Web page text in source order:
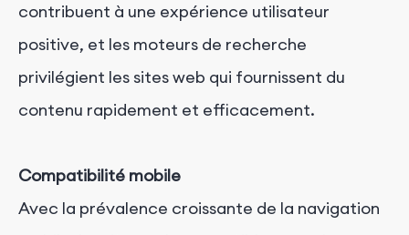
contribuent à une expérience utilisateur
positive, et les moteurs de recherche
privilégient les sites web qui fournissent du
contenu rapidement et efficacement.
Compatibilité mobile
Avec la prévalence croissante de la navigation